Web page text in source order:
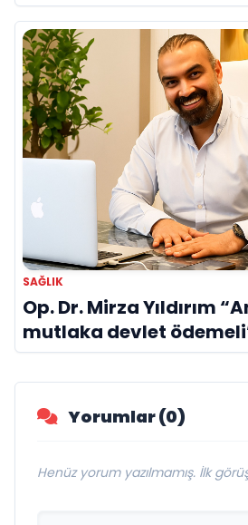
SAĞLIK
Op. Dr. Mirza Yıldırım
mutlaka devlet
Yorumlar (0)
Henüz yorum yazılmamış. İlk